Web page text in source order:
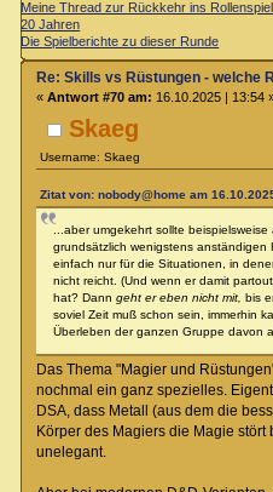
Meine Thread zur Rückkehr ins
20 Jahren
Die Spielberichte zu dieser Runde
Skaeg
Username: Skaeg
Re: Skills vs Rüstungen - welche
« Antwort #70 am: 16.10.2025 | 13:54
Zitat von: nobody@home am
...aber umgekehrt sollte
grundsätzlich wenigstens anständigen
einfach nur für die Situationen, in
nicht reicht. (Und wenn er damit
hat? Dann geht er eben nicht mit, bis
soviel Zeit muß schon sein, immerhin
Überleben der ganzen Gruppe davon
Das Thema "Magier und
nochmal ein ganz spezielles.
DSA, dass Metall (aus dem die
Körper des Magiers die Magie stört
unelegant.